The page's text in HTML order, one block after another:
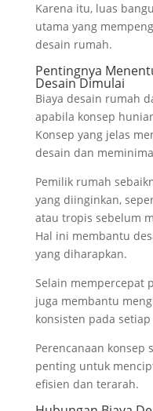
Karena itu, luas
utama yang
desain rumah.
Pentingnya
Desain Dimulai
Biaya desain rumah
apabila konsep
Konsep yang jelas
desain dan
Pemilik rumah
yang diinginkan,
atau tropis sebelum
Hal ini membantu
yang diharapkan.
Selain mempercepat
juga membantu
konsisten pada
Perencanaan konsep
penting untuk
efisien dan terarah.